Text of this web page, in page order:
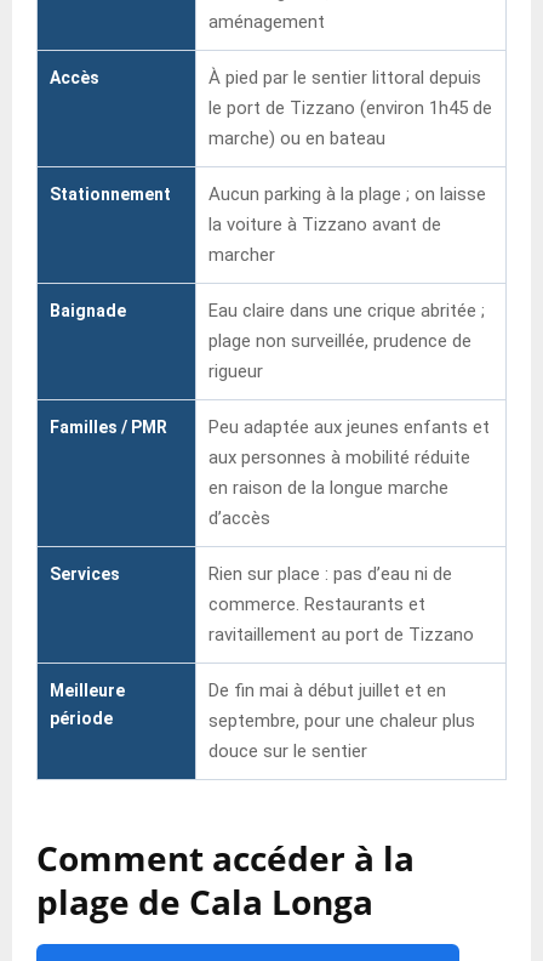
aménagement
Accès
À pied par le sentier littoral depuis
le port de Tizzano (environ 1h45 de
marche) ou en bateau
Stationnement
Aucun parking à la plage ; on laisse
la voiture à Tizzano avant de
marcher
Baignade
Eau claire dans une crique abritée ;
plage non surveillée, prudence de
rigueur
Familles / PMR
Peu adaptée aux jeunes enfants et
aux personnes à mobilité réduite
en raison de la longue marche
d’accès
Services
Rien sur place : pas d’eau ni de
commerce. Restaurants et
ravitaillement au port de Tizzano
Meilleure
période
De fin mai à début juillet et en
septembre, pour une chaleur plus
douce sur le sentier
Comment accéder à la
plage de Cala Longa